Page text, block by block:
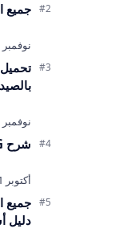
جميع
شرح ECG بالعربي pdf
دليل